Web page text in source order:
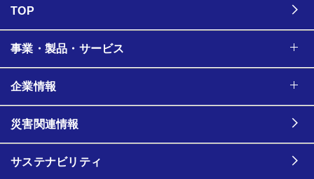
TOP
事業・製品・サービス
企業情報
災害関連情報
サステナビリティ